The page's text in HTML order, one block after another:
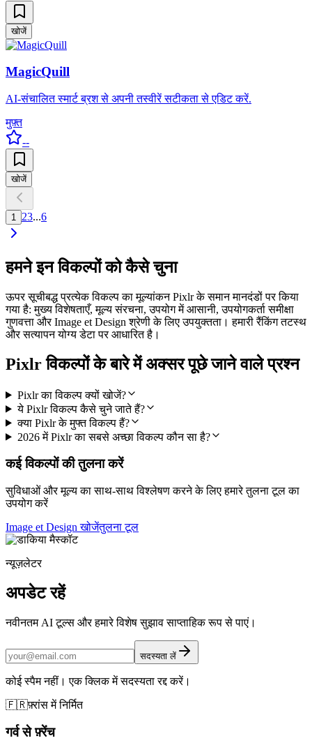
खोजें
MagicQuill
AI-संचालित स्मार्ट ब्रश से अपनी तस्वीरें सटीकता से एडिट करें.
मुफ़्त
--
खोजें
1 23...6
हमने इन विकल्पों को कैसे चुना
ऊपर सूचीबद्ध प्रत्येक विकल्प का मूल्यांकन Pixlr के समान मानदंडों पर किया
गया है: मुख्य विशेषताएँ, मूल्य संरचना, उपयोग में आसानी, उपयोगकर्ता समीक्षा
गुणवत्ता और Image et Design श्रेणी के लिए उपयुक्तता। हमारी रैंकिंग तटस्थ
और सत्यापन योग्य डेटा पर आधारित है।
Pixlr विकल्पों के बारे में अक्सर पूछे जाने वाले प्रश्न
Pixlr का विकल्प क्यों खोजें?
ये Pixlr विकल्प कैसे चुने जाते हैं?
क्या Pixlr के मुफ्त विकल्प हैं?
2026 में Pixlr का सबसे अच्छा विकल्प कौन सा है?
कई विकल्पों की तुलना करें
सुविधाओं और मूल्य का साथ-साथ विश्लेषण करने के लिए हमारे तुलना टूल का
उपयोग करें
Image et Design खोजेंतुलना टूल
न्यूज़लेटर
अपडेट रहें
नवीनतम AI टूल्स और हमारे विशेष सुझाव साप्ताहिक रूप से पाएं।
सदस्यता लें
कोई स्पैम नहीं। एक क्लिक में सदस्यता रद्द करें।
🇫🇷फ़्रांस में निर्मित
गर्व से फ़्रेंच